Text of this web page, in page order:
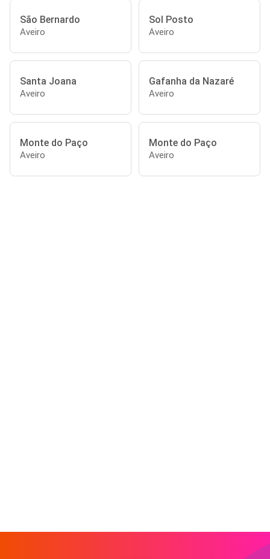
São Bernardo
Aveiro
Sol Posto
Aveiro
Santa Joana
Aveiro
Gafanha da Nazaré
Aveiro
Monte do Paço
Aveiro
Monte do Paço
Aveiro